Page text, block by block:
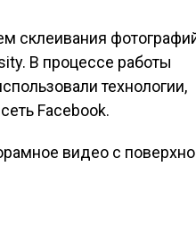
склеивания
В процессе работы
технологии,
Facebook.